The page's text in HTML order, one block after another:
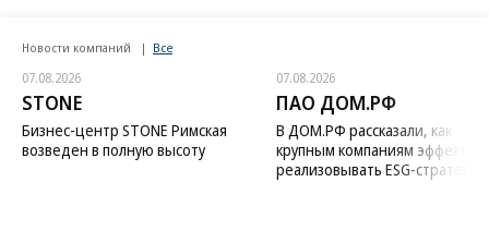
Новости компаний Все
07.08.2026
STONE
Бизнес-центр STONE Римская
возведен в полную высоту
07.08.2026
ПАО ДОМ.РФ
В ДОМ.РФ рассказали, как
крупным компаниям
реализовывать ESG-стратегию